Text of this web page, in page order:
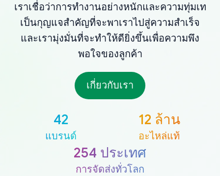
เราเชื่อว่าการทำงานอย่างหนักและความทุ่มเท
เป็นกุญแจสำคัญที่จะพาเราไปสู่ความสำเร็จ
และเรามุ่งมั่นที่จะทำให้ดียิ่งขึ้นเพื่อความพึง
พอใจของลูกค้า
เกี่ยวกับเรา
42
แบรนด์
12 ล้าน
อะไหล่แท้
254 ประเทศ
การจัดส่งทั่วโลก